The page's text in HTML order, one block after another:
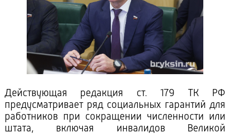
Действующая редакция ст. 179 ТК РФ
предусматривает ряд социальных гарантий для
работников при сокращении численности или
штата, включая инвалидов Великой